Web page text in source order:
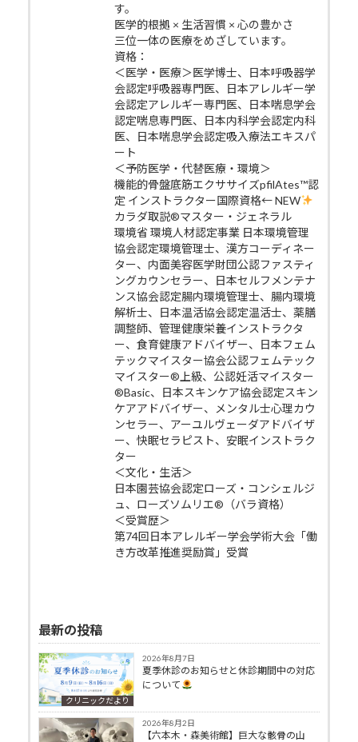
す。
医学的根拠 × 生活習慣 × 心の豊かさ
三位一体の医療をめざしています。
資格：
＜医学・医療＞医学博士、日本呼吸器学
会認定呼吸器専門医、日本アレルギー学
会認定アレルギー専門医、日本喘息学会
認定喘息専門医、日本内科学会認定内科
医、日本喘息学会認定吸入療法エキスパ
ート
＜予防医学・代替医療・環境＞
機能的骨盤底筋エクササイズpfilAtes™認
定 インストラクター国際資格← NEW
カラダ取説®マスター・ジェネラル
環境省 環境人材認定事業 日本環境管理
協会認定環境管理士、漢方コーディネー
ター、内面美容医学財団公認ファスティ
ングカウンセラー、日本セルフメンテナ
ンス協会認定腸内環境管理士、腸内環境
解析士、日本温活協会認定温活士、薬膳
調整師、管理健康栄養インストラクタ
ー、食育健康アドバイザー、日本フェム
テックマイスター協会公認フェムテック
マイスター®上級、公認妊活マイスター
®Basic、日本スキンケア協会認定スキン
ケアアドバイザー、メンタル士心理カウ
ンセラー、アーユルヴェーダアドバイザ
ー、快眠セラピスト、安眠インストラク
ター
＜文化・生活＞
日本園芸協会認定ローズ・コンシェルジ
ュ、ローズソムリエ®（バラ資格）
＜受賞歴＞
第74回日本アレルギー学会学術大会「働
き方改革推進奨励賞」受賞
最新の投稿
クリニックだより
2026年8月7日
夏季休診のお知らせと休診期間中の対応
について
2026年8月2日
【六本木・森美術館】巨大な骸骨の山